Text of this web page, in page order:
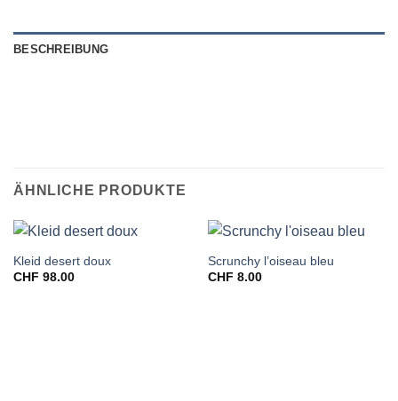
BESCHREIBUNG
ÄHNLICHE PRODUKTE
Kleid desert doux
CHF 98.00
Scrunchy l’oiseau bleu
CHF 8.00